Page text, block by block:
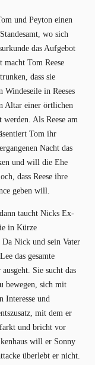
und Peyton einen
wo sich
das Aufgebot
macht Tom Reese
dass sie
in Reeses
Altar einer örtlichen
Als Reese am
Tom ihr
Nacht das
und will die Ehe
dass Reese ihre
geben will.
taucht Nicks Ex-
in Kürze
Nick und sein Vater
das gesamte
Sie sucht das
bewegen, sich mit
Interesse und
mit dem er
und bricht vor
will er Sonny
überlebt er nicht.